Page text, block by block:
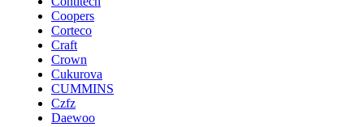
Coopers
Corteco
Craft
Crown
Cukurova
CUMMINS
Czfz
Daewoo